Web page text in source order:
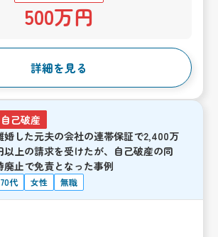
500万円
詳細を見る
自己破産
婚した元夫の会社の連帯保証で2,400万
以上の請求を受けたが、自己破産の同
廃止で免責となった事例
70代 女性 無職